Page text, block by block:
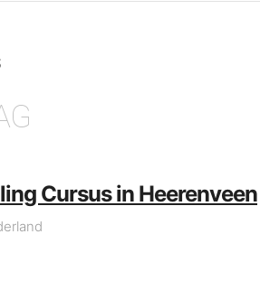
Cursus in Heerenveen